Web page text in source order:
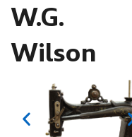
W.G.
Wilson